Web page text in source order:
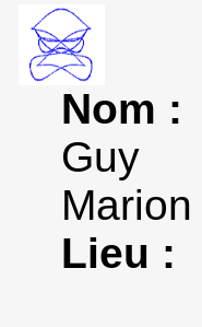
Nom :
Guy
Marion
Lieu :